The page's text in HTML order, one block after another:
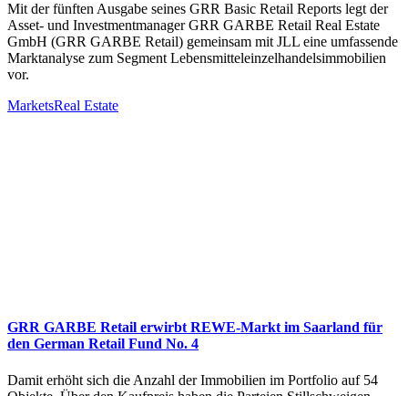
Mit der fünften Ausgabe seines GRR Basic Retail Reports legt der
Asset- und Investmentmanager GRR GARBE Retail Real Estate
GmbH (GRR GARBE Retail) gemeinsam mit JLL eine umfassende
Marktanalyse zum Segment Lebensmitteleinzelhandelsimmobilien
vor.
MarketsReal Estate
GRR GARBE Retail erwirbt REWE-Markt im Saarland für
den German Retail Fund No. 4
Damit erhöht sich die Anzahl der Immobilien im Portfolio auf 54